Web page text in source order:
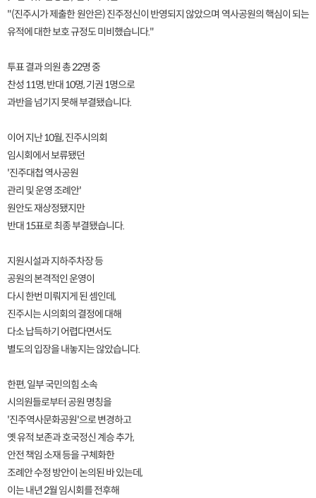
"(진주시가 제출한 원안은) 진주정신이 반영되지 않았으며 역사공원의 핵심이 되는
유적에 대한 보호 규정도 미비했습니다."
투표 결과 의원 총 22명 중
찬성 11명, 반대 10명, 기권 1명으로
과반을 넘기지 못해 부결됐습니다.
이어 지난 10월, 진주시의회
임시회에서 보류됐던
'진주대첩 역사공원
관리 및 운영 조례안'
원안도 재상정됐지만
반대 15표로 최종 부결됐습니다.
지원시설과 지하주차장 등
공원의 본격적인 운영이
다시 한번 미뤄지게 된 셈인데,
진주시는 시의회의 결정에 대해
다소 납득하기 어렵다면서도
별도의 입장을 내놓지는 않았습니다.
한편, 일부 국민의힘 소속
시의원들로부터 공원 명칭을
'진주역사문화공원'으로 변경하고
옛 유적 보존과 호국정신 계승 추가,
안전 책임 소재 등을 구체화한
조례안 수정 방안이 논의된 바 있는데,
이는 내년 2월 임시회를 전후해